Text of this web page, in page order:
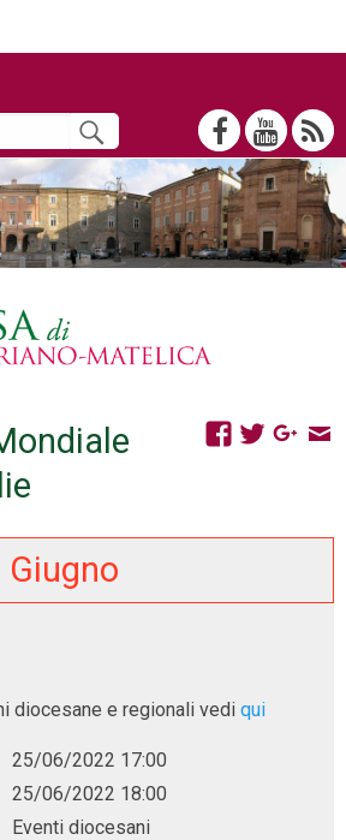
Giugno
diocesane e regionali vedi qui
25/06/2022 17:00
25/06/2022 18:00
Eventi diocesani